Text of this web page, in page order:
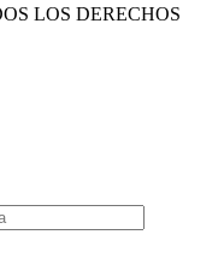
LOS DERECHOS